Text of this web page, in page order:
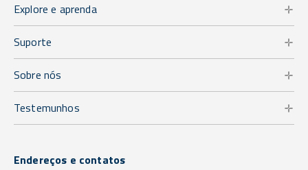
Explore e aprenda
Suporte
Sobre nós
Testemunhos
Endereços e contatos